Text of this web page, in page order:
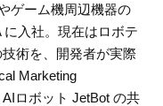
ゲーム機周辺機器の
入社。現在はロボテ
術を、開発者が実際
Marketing
ロボット JetBot の共